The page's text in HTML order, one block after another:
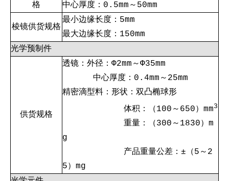
格
中心厚度：0.5mm～50mm
棱镜供货规格
最小边缘长度：5mm
最大边缘长度：150mm
光学预制件
供货规格
透镜：外径：Ф2mm～Ф35mm
中心厚度：0.4mm～25mm
精密滴型料：形状：双凸椭球形
体积：（100～650）mm3
重量：（300～1830）m
g
产品重量公差：±（5～2
5）mg